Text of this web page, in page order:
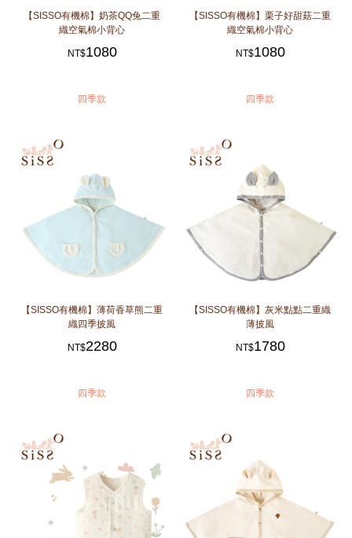
【SISSO有機棉】奶茶QQ兔二重
織空氣棉小背心
NT$1080
四季款
【SISSO有機棉】栗子好甜菇二重
織空氣棉小背心
NT$1080
四季款
【SISSO有機棉】薄荷香草熊二重
織四季披風
NT$2280
四季款
【SISSO有機棉】灰米點點二重織
薄披風
NT$1780
四季款